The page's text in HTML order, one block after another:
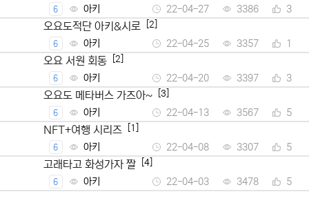
6 아키 22-04-27 3386 3
오요도적단 아키&시로 [2]
6 아키 22-04-25 3357 1
오요 서원 회동 [2]
6 아키 22-04-20 3397 3
오요도 메타버스 가즈아~ [3]
6 아키 22-04-13 3567 5
NFT+여행 시리즈 [1]
6 아키 22-04-08 3307 5
고래타고 화성가자 짤 [4]
6 아키 22-04-03 3478 5